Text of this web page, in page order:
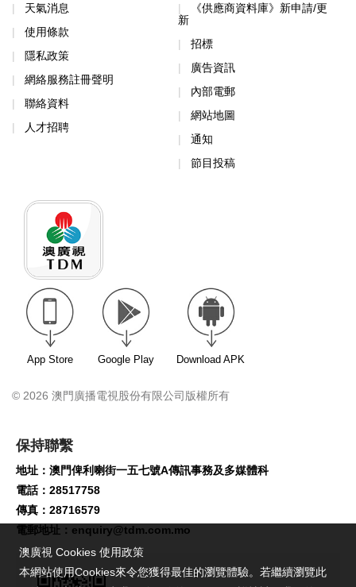
天氣消息
使用條款
隱私政策
網絡服務註冊聲明
聯絡資料
人才招聘
《供應商資料庫》新申請/更
新
招標
廣告資訊
內部電郵
網站地圖
通知
節目投稿
App Store Google Play Download APK
© 2026 澳門廣播電視股份有限公司版權所有
保持聯繫
地址：澳門俾利喇街一五七號A傳訊事務及多媒體科
電話：28517758
傳真：28716579
電郵地址： enquiry@tdm.com.mo
澳廣視 Cookies 使用政策
本網站使用Cookies來令您獲得最佳的瀏覽體驗。若繼續瀏覽此